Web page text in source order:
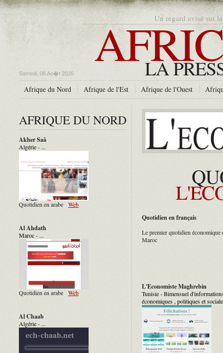
Un regard avisé sur
LA
Samedi, 08 Ao�t 2026
Afrique du Nord Afrique de l'Est Afrique de l'Ouest
AFRIQUE DU NORD
Akher Saâ
Algérie - ...
Quotidien en arabe Web
Al Ahdath
Maroc - ...
Quotidien en arabe Web
Al Chaab
Algérie - ...
Quotidien en français
Le premier quotidien économique
Maroc
L'Economiste Maghrebin
Tunisie - Bimensuel
économiques , politiques et